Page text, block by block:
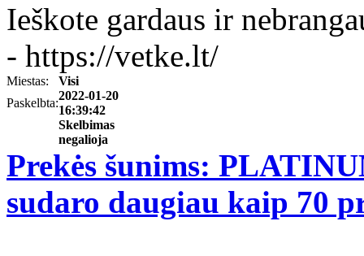
Ieškote gardaus ir
- https://vetke.lt/
Miestas:
Visi
Paskelbta:
2022-01-20
16:39:42
Skelbimas
negalioja
Prekės šunims:
sudaro daugiau kaip 70